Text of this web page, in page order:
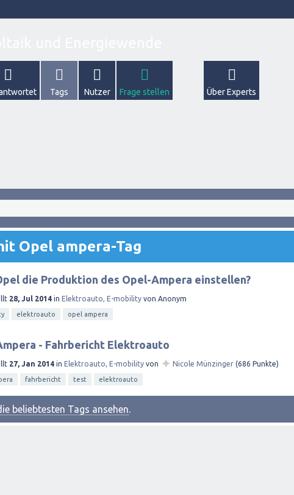
Tags Nutzer Frage stellen Über Experts
Opel ampera-Tag
die Produktion des Opel-Ampera einstellen?
28, Jul 2014 in Elektroauto, E-mobility von Anonym
elektroauto opel ampera
- Fahrbericht Elektroauto
27, Jan 2014 in Elektroauto, E-mobility von ✦ Nicole Münzinger (686 Punkte)
fahrbericht test elektroauto
beliebtesten Tags ansehen.